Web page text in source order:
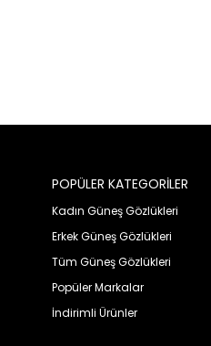
POPÜLER KATEGORİLER
Kadın Güneş Gözlükleri
Erkek Güneş Gözlükleri
Tüm Güneş Gözlükleri
Popüler Markalar
İndirimli Ürünler